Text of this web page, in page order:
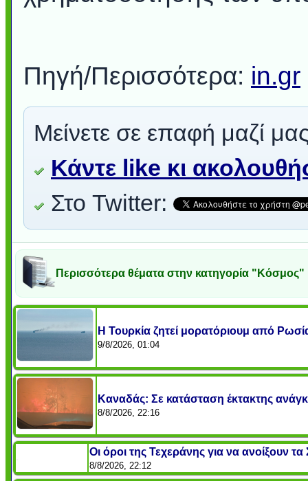
Πηγή/Περισσότερα: in.gr
Μείνετε σε επαφή μαζί
Κάντε like κι
Στο Twitter:
Περισσότερα θέματα στην κατηγορία "Κόσμος"
Η Τουρκία ζητεί μορατόριουμ από
9/8/2026, 01:04
Καναδάς: Σε κατάσταση έκτακτης
8/8/2026, 22:16
Οι όροι της Τεχεράνης για να ανοίξουν
8/8/2026, 22:12